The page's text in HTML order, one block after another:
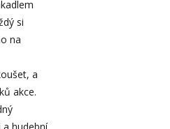
si
na
a
akce.